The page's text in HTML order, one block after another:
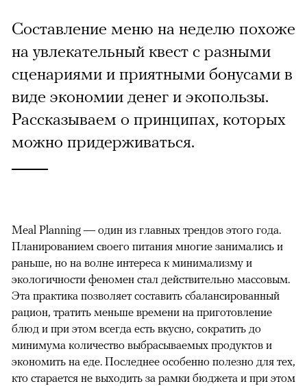
Составление меню на неделю похоже
на увлекательный квест с разными
сценариями и приятными бонусами в
виде экономии денег и экопользы.
Рассказываем о принципах, которых
можно придерживаться.
Meal Planning — один из главных трендов этого года.
Планированием своего питания многие занимались и
раньше, но на волне интереса к минимализму и
экологичности феномен стал действительно массовым.
Эта практика позволяет составить сбалансированный
рацион, тратить меньше времени на приготовление
блюд и при этом всегда есть вкусно, сократить до
минимума количество выбрасываемых продуктов и
экономить на еде. Последнее особенно полезно для тех,
кто старается не выходить за рамки бюджета и при этом